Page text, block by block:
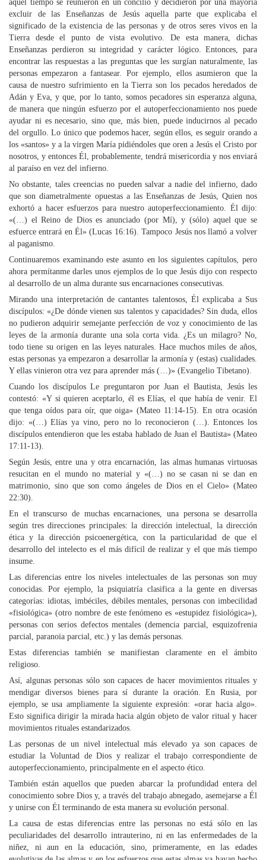
aquel tiempo se reunieron en un concilio y decidieron por una mayoría
excluir de las Enseñanzas de Jesús aquella parte que explicaba el
significado de la existencia de las personas y de otros seres vivos en la
Tierra desde el punto de vista evolutivo. De esta manera, dichas
Enseñanzas perdieron su integridad y carácter lógico. Entonces, para
encontrar las respuestas a las preguntas que les surgían naturalmente, las
personas empezaron a fantasear. Por ejemplo, ellos asumieron que la
causa de nuestro sufrimiento en la Tierra son los pecados heredados de
Adán y Eva, y que, por lo tanto, somos pecadores sin esperanza alguna,
de manera que ningún esfuerzo por el autoperfeccionamiento nos puede
ayudar ni es necesario, sino que, más bien, puede inducirnos al pecado
del orgullo. Lo único que podemos hacer, según ellos, es seguir orando a
los «santos» y a la virgen María pidiéndoles que oren a Jesús el Cristo por
nosotros, y entonces Él, probablemente, tendrá misericordia y nos enviará
al paraíso en vez del infierno.
No obstante, tales creencias no pueden salvar a nadie del infierno, dado
que son diametralmente opuestas a las Enseñanzas de Jesús, Quien nos
exhortó a hacer esfuerzos para nuestro autoperfeccionamiento. Él dijo:
«(…) el Reino de Dios es anunciado (por Mí), y (sólo) aquel que se
esfuerce entrará en Él» (Lucas 16:16). Tampoco Jesús nos llamó a volver
al paganismo.
Continuaremos examinando este asunto en los siguientes capítulos, pero
ahora permítanme darles unos ejemplos de lo que Jesús dijo con respecto
al desarrollo de un alma durante sus encarnaciones consecutivas.
Mirando una interpretación de cantantes talentosos, Él explicaba a Sus
discípulos: «¿De dónde vienen sus talentos y capacidades? Sin duda, ellos
no pudieron adquirir semejante perfección de voz y conocimiento de las
leyes de la armonía durante una sola corta vida. ¿Es un milagro? No,
todo tiene su origen en las leyes naturales. Hace muchos miles de años,
estas personas ya empezaron a desarrollar la armonía y (estas) cualidades.
Y ellas vinieron otra vez para aprender más (…)» (Evangelio Tibetano).
Cuando los discípulos Le preguntaron por Juan el Bautista, Jesús les
contestó: «Y si quieren aceptarlo, él es Elías, el que había de venir. El
que tenga oídos para oír, que oiga» (Mateo 11:14-15). En otra ocasión
dijo: «(…) Elías ya vino, pero no lo reconocieron (…). Entonces los
discípulos entendieron que les estaba hablado de Juan el Bautista» (Mateo
17:11-13).
Según Jesús, entre una y otra encarnación, las almas humanas virtuosas
resucitan en el mundo no material y «(…) no se casan ni se dan en
matrimonio, sino que son como ángeles de Dios en el Cielo» (Mateo
22:30).
En el transcurso de muchas encarnaciones, una persona se desarrolla
según tres direcciones principales: la dirección intelectual, la dirección
ética y la dirección psicoenergética, con la particularidad de que el
desarrollo del intelecto es el más difícil de realizar y el que más tiempo
insume.
Las diferencias entre los niveles intelectuales de las personas son muy
conocidas. Por ejemplo, la psiquiatría clasifica a la gente en diversas
categorías: idiotas, imbéciles, débiles mentales, personas con imbecilidad
«fisiológica» (otro nombre de este fenómeno es «estupidez fisiológica»),
personas con serios defectos mentales (demencia parcial, esquizofrenia
parcial, paranoia parcial, etc.) y las demás personas.
Estas diferencias también se manifiestan claramente en el ámbito
religioso.
Así, algunas personas sólo son capaces de hacer movimientos rituales y
mendigar diversos bienes para sí durante la oración. En Rusia, por
ejemplo, se usa ampliamente la siguiente expresión: «orar hacia algo».
Esto significa dirigir la mirada hacia algún objeto de valor ritual y hacer
movimientos rituales estandarizados.
Las personas de un nivel intelectual más elevado ya son capaces de
estudiar la Voluntad de Dios y realizar el trabajo correspondiente de
autoperfeccionamiento, principalmente en el aspecto ético.
También están aquellos que pueden abarcar la profundidad entera del
conocimiento sobre Dios y, a través del trabajo abnegado, asemejarse a Él
y unirse con Él terminando de esta manera su evolución personal.
La causa de estas diferencias entre las personas no está sólo en las
peculiaridades del desarrollo intrauterino, ni en las enfermedades de la
niñez, ni aun en la educación, sino, primeramente, en las edades